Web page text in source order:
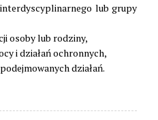
lub grupy
osoby lub rodziny,
i działań ochronnych,
działań.